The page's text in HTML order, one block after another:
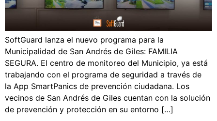
SoftGuard lanza el nuevo programa para la
Municipalidad de San Andrés de Giles: FAMILIA
SEGURA. El centro de monitoreo del Municipio, ya está
trabajando con el programa de seguridad a través de
la App SmartPanics de prevención ciudadana. Los
vecinos de San Andrés de Giles cuentan con la solución
de prevención y protección en su entorno […]